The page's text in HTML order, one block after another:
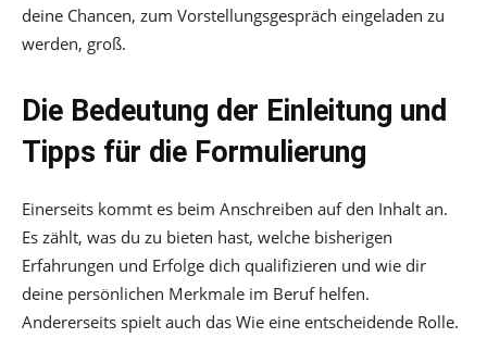
deine Chancen, zum Vorstellungsgespräch eingeladen zu
werden, groß.
Die Bedeutung der Einleitung und
Tipps für die Formulierung
Einerseits kommt es beim Anschreiben auf den Inhalt an.
Es zählt, was du zu bieten hast, welche bisherigen
Erfahrungen und Erfolge dich qualifizieren und wie dir
deine persönlichen Merkmale im Beruf helfen.
Andererseits spielt auch das Wie eine entscheidende Rolle.